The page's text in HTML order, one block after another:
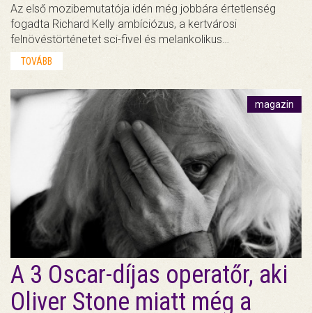
Az első mozibemutatója idén még jobbára értetlenség
fogadta Richard Kelly ambíciózus, a kertvárosi
felnövéstörténetet sci-fivel és melankolikus…
TOVÁBB
magazin
A 3 Oscar-díjas operatőr, aki
Oliver Stone miatt még a